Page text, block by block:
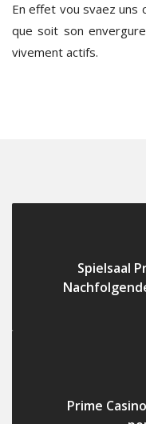
En effet vou svaez uns
que soit son
vivement actifs.
Spielsaal
Prime